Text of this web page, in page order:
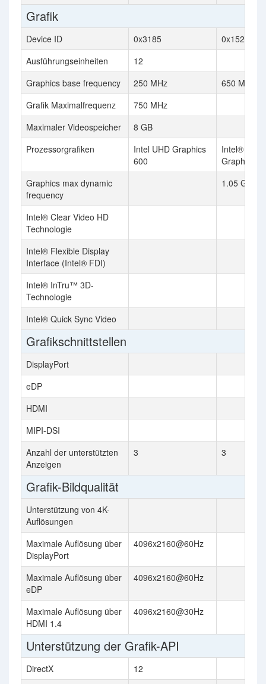
Grafik
Device ID 0x3185
0x152
Ausführungseinheiten
12
Graphics base frequency
250 MHz
650 MHz
Grafik Maximalfrequenz
750 MHz
Maximaler Videospeicher
8 GB
Prozessorgrafiken
Intel UHD Graphics
600
Intel® HD
Graphics
Graphics max dynamic
frequency
1.05 GHz
Intel® Clear Video HD
Technologie
Intel® Flexible Display
Interface (Intel® FDI)
Intel® InTru™ 3D-
Technologie
Intel® Quick Sync Video
Grafikschnittstellen
DisplayPort
eDP
HDMI
MIPI-DSI
Anzahl der unterstützten
Anzeigen
3 3
Grafik-Bildqualität
Unterstützung von 4K-
Auflösungen
Maximale Auflösung über
DisplayPort
4096x2160@60Hz
Maximale Auflösung über
eDP
4096x2160@60Hz
Maximale Auflösung über
HDMI 1.4
4096x2160@30Hz
Unterstützung der Grafik-API
DirectX
12